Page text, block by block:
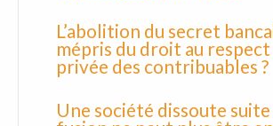
L’abolition du secret
mépris du droit au respect
privée des contribuables ?
Une société dissoute suite